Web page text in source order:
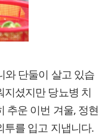
와 단둘이 살고 있습
지셨지만 당뇨병 치
추운 이번 겨울, 정현
투를 입고 지냅니다.